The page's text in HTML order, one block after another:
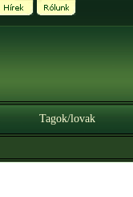
Tagok/lovak